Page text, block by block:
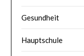
Gesundheit
Hauptschule